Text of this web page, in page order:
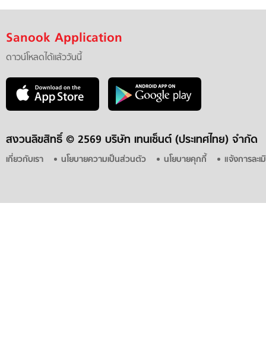
Sanook Application
ดาวน์โหลดได้แล้ววันนี้
สงวนลิขสิทธิ์ © 2569 บริษัท เทนเซ็นต์ (ประเทศไทย) จำกัด
เกี่ยวกับเรา นโยบายความเป็นส่วนตัว นโยบายคุกกี้ แจ้งการละ